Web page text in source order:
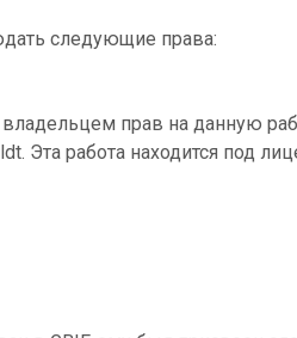
следующие права:
прав на данную
Эта работа находится под